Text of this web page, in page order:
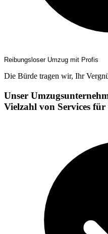
Reibungsloser Umzug mit Profis
Die Bürde tragen wir, Ihr
Unser
Vielzahl von Services